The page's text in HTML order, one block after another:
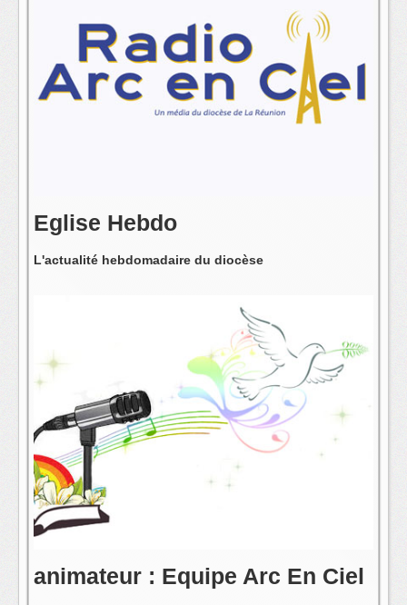
La radio
L'équipe
Eglise Hebdo
L'actualité hebdomadaire du diocèse
animateur : Equipe Arc En Ciel